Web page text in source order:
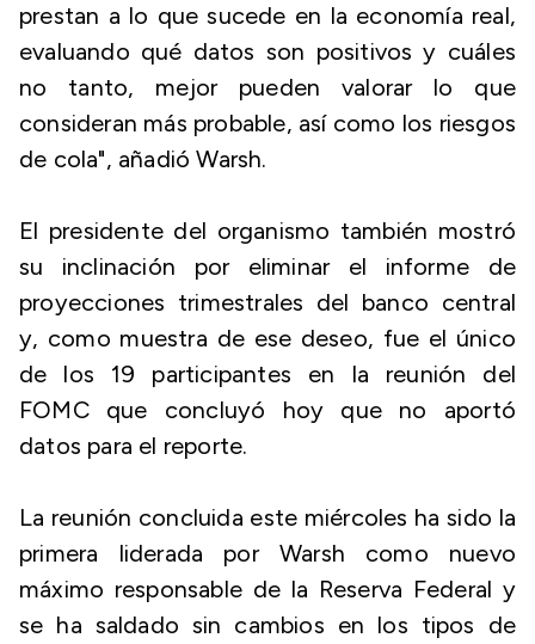
prestan a lo que sucede en la economía real,
evaluando qué datos son positivos y cuáles
no tanto, mejor pueden valorar lo que
consideran más probable, así como los riesgos
de cola", añadió Warsh.
El presidente del organismo también mostró
su inclinación por eliminar el informe de
proyecciones trimestrales del banco central
y, como muestra de ese deseo, fue el único
de los 19 participantes en la reunión del
FOMC que concluyó hoy que no aportó
datos para el reporte.
La reunión concluida este miércoles ha sido la
primera liderada por Warsh como nuevo
máximo responsable de la Reserva Federal y
se ha saldado sin cambios en los tipos de